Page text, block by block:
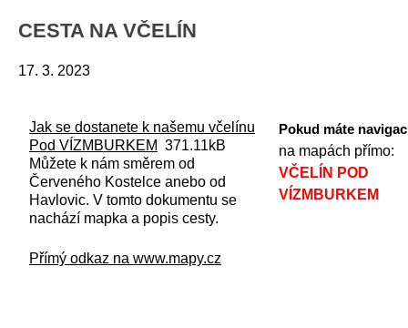
CESTA NA VČELÍN
17. 3. 2023
Jak se dostanete k našemu včelínu
Pod VÍZMBURKEM 371.11kB
Můžete k nám směrem od
Červeného Kostelce anebo od
Havlovic. V tomto dokumentu se
nachází mapka a popis cesty.
Pokud máte
na mapách přímo:
VČELÍN POD
VÍZMBURKEM
Přímý odkaz na www.mapy.cz